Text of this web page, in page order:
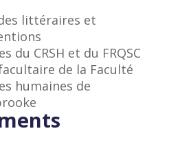
littéraires et
du CRSH et du FRQSC
de la Faculté
humaines de